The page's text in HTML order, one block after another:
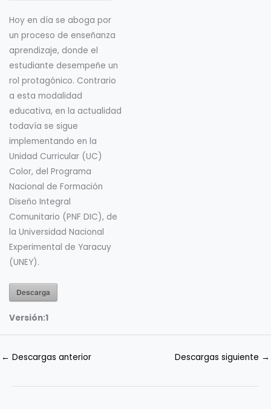
Hoy en día se aboga por
un proceso de enseñanza
aprendizaje, donde el
estudiante desempeñe un
rol protagónico. Contrario
a esta modalidad
educativa, en la actualidad
todavía se sigue
implementando en la
Unidad Curricular (UC)
Color, del Programa
Nacional de Formación
Diseño Integral
Comunitario (PNF DIC), de
la Universidad Nacional
Experimental de Yaracuy
(UNEY).
Descarga
Versión:1
← Descargas anterior Descargas siguiente →